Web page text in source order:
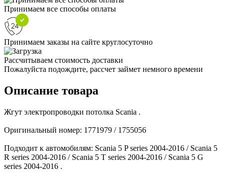
Принимаем все способы оплаты
Принимаем заказы на сайте круглосуточно
Рассчитываем стоимость доставки
Пожалуйста подождите, рассчет займет немного времени
Описание товара
Жгут электропроводки потолка Scania .
Оригинальный номер: 1771979 / 1755056
Подходит к автомобилям: Scania 5 P series 2004-2016 / Scania 5
R series 2004-2016 / Scania 5 T series 2004-2016 / Scania 5 G
series 2004-2016 .